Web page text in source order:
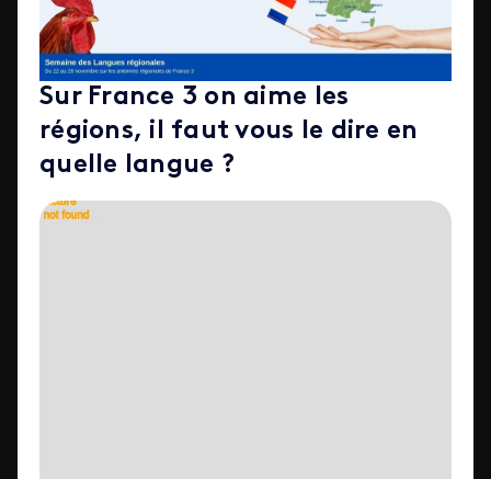
Sur France 3 on aime les
régions, il faut vous le dire en
quelle langue ?
ID de la video FTV Preview